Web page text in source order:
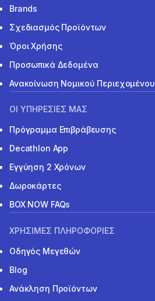
Brands
Σχεδιασμός Προϊόντων
Όροι Χρήσης
Προσωπικά Δεδομένα
Ανακοίνωση Νομικού Περιεχομένου
ΟΙ ΥΠΗΡΕΣΙΕΣ ΜΑΣ
Πρόγραμμα Επιβράβευσης
Decathlon App
Εγγύηση 2 Χρόνων
Δωροκάρτες
BOX NOW FAQs
ΧΡΗΣΙΜΕΣ ΠΛΗΡΟΦΟΡΙΕΣ
Οδηγός Μεγεθών
Blog
Ανάκληση Προϊόντων